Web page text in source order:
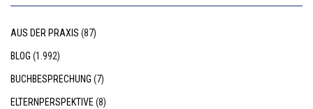
AUS DER PRAXIS (87)
BLOG (1.992)
BUCHBESPRECHUNG (7)
ELTERNPERSPEKTIVE(8)